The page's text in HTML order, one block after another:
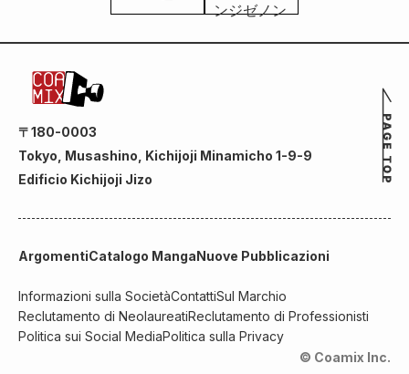
〒180-0003
Tokyo, Musashino, Kichijoji Minamicho 1-9-9
Edificio Kichijoji Jizo
ArgomentiCatalogo MangaNuove Pubblicazioni
Informazioni sulla SocietàContattiSul Marchio
Reclutamento di NeolaureatiReclutamento di Professionisti
Politica sui Social MediaPolitica sulla Privacy
© Coamix Inc.